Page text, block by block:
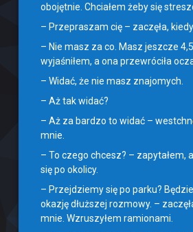
obojętnie. Chciałem żeby się
– Przepraszam cię – zaczęła,
– Nie masz za co. Masz jeszcze
wyjaśniłem, a ona przewróciła
– Widać, że nie masz znajomych.
– Aż tak widać?
– Aż za bardzo to widać –
mnie.
– To czego chcesz? – zapytałem,
się po okolicy.
– Przejdziemy się po parku?
okazję dłuższej rozmowy. –
mnie. Wzruszyłem ramionami.